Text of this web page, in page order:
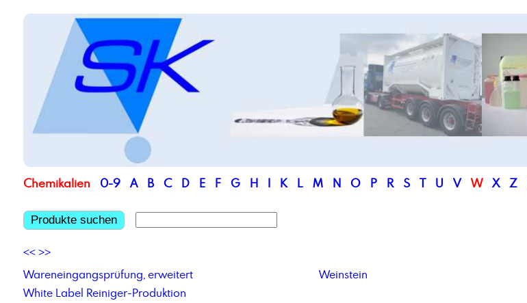
Chemikalien 0-9 A B C D E F G H I K L M N O P R S T U V W X Z
Produkte suchen
<< >>
Wareneingangsprüfung, erweitert
Weinstein
White Label Reiniger-Produktion